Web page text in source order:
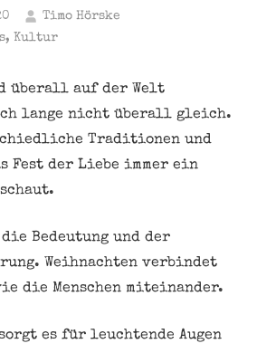
Timo Hörske
, Kultur
überall auf der Welt
lange nicht überall gleich.
Traditionen und
Fest der Liebe immer ein
Bedeutung und der
Weihnachten verbindet
die Menschen miteinander.
es für leuchtende Augen